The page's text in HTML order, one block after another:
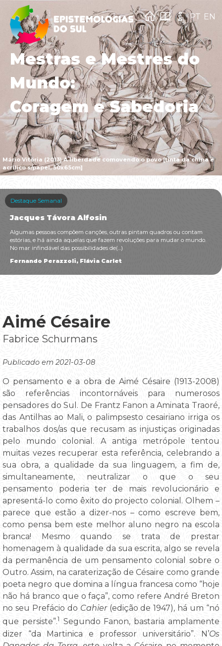
Mário Vitória (2013) A liberdade comovendo o povo [tinta da china e
acrílico s/papel, 50x65cm]
Mestras e Mestres do
Mundo:
Coragem e Sabedoria
PT EN
Destaque Semanal
Jacques Távora Alfosin
Algumas pessoas compõem canções, outras pintam quadros ou contam
estórias, e há ainda aquelas que fazem revoluções para mudar o mundo.
No mar infindável das possibilidades de(...)
Fernando Perazzoli, Flávia Carlet
Aimé Césaire
Fabrice Schurmans
Publicado em 2021-03-08
O pensamento e a obra de Aimé Césaire (1913-2008)
são referências incontornáveis para numerosos
pensadores do Sul. De Frantz Fanon a Aminata Traoré,
das Antilhas ao Mali, o palimpsesto cesairiano irriga os
trabalhos dos/as que recusam as injustiças originadas
pelo mundo colonial. A antiga metrópole tentou
muitas vezes recuperar esta referência, celebrando a
sua obra, a qualidade da sua linguagem, a fim de,
simultaneamente, neutralizar o que o seu
pensamento poderia ter de mais revolucionário e
apresentá-lo como êxito do projecto colonial. Olhem –
parece que estão a dizer-nos – como escreve bem,
como pensa bem este melhor aluno negro na escola
branca! Mesmo quando se trata de prestar
homenagem à qualidade da sua escrita, algo se revela
da permanência de um pensamento colonial sobre o
Outro. Assim, na caraterização de Césaire como grande
poeta negro que domina a língua francesa como “hoje
não há branco que o faça”, como refere André Breton
no seu Prefácio do Cahier(edição de 1947), há um “nó
que persiste”.1 Segundo Fanon, bastaria amplamente
dizer “da Martinica e professor universitário”. N’Os